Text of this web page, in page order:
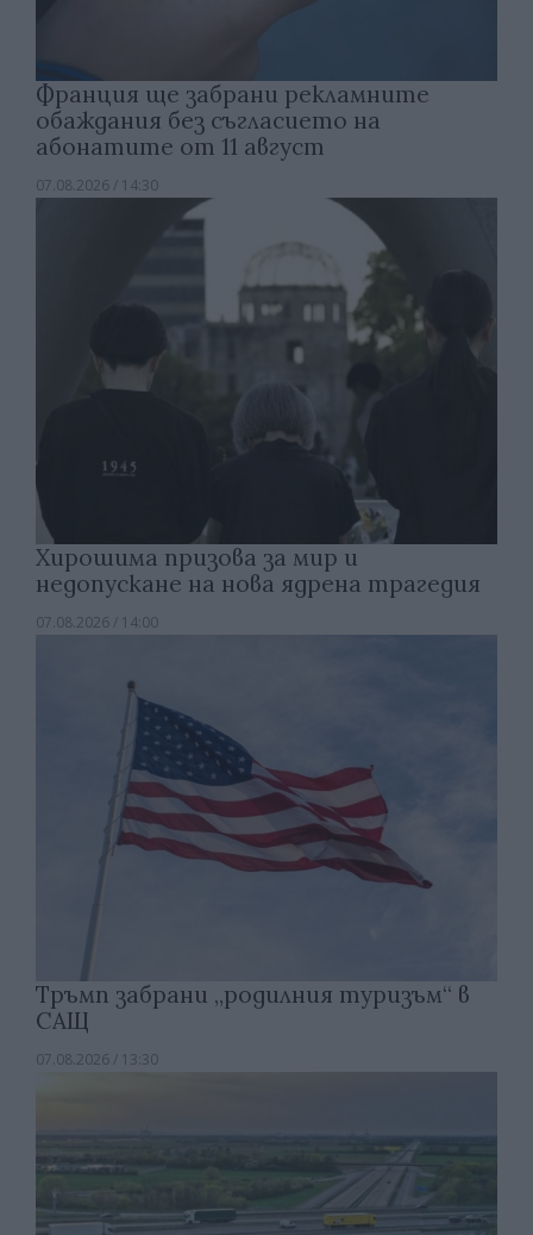
Франция ще забрани рекламните
обаждания без съгласието на
абонатите от 11 август
07.08.2026 / 14:30
Хирошима призова за мир и
недопускане на нова ядрена трагедия
07.08.2026 / 14:00
Тръмп забрани „родилния туризъм“ в
САЩ
07.08.2026 / 13:30